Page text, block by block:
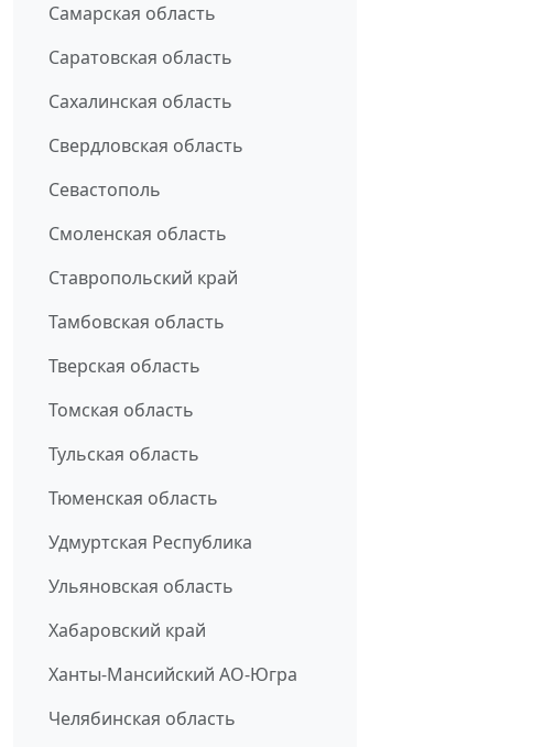
Самарская область
Саратовская область
Сахалинская область
Свердловская область
Севастополь
Смоленская область
Ставропольский край
Тамбовская область
Тверская область
Томская область
Тульская область
Тюменская область
Удмуртская Республика
Ульяновская область
Хабаровский край
Ханты-Мансийский АО-Югра
Челябинская область